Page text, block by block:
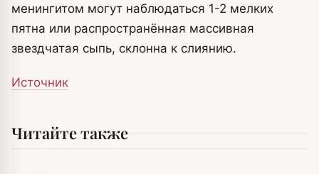
менингитом могут наблюдаться 1-2 мелких
пятна или распространённая массивная
звездчатая сыпь, склонна к слиянию.
Источник
Читайте также